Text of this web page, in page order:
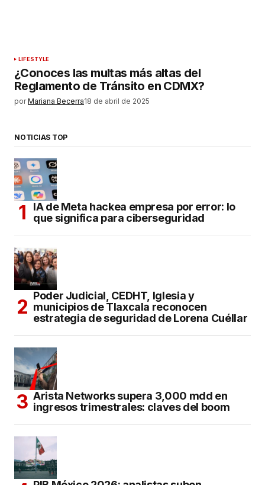
LIFESTYLE
¿Conoces las multas más altas del
Reglamento de Tránsito en CDMX?
por Mariana Becerra18 de abril de 2025
NOTICIAS TOP
IA de Meta hackea empresa por error: lo
que significa para ciberseguridad
Poder Judicial, CEDHT, Iglesia y
municipios de Tlaxcala reconocen
estrategia de seguridad de Lorena Cuéllar
Arista Networks supera 3,000 mdd en
ingresos trimestrales: claves del boom